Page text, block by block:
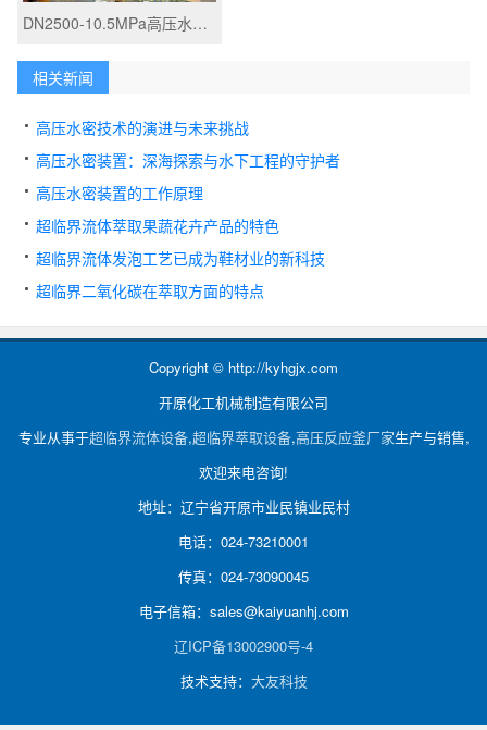
DN2500-10.5MPa高压水密测试设备
相关新闻
高压水密技术的演进与未来挑战
高压水密装置：深海探索与水下工程的守护者
高压水密装置的工作原理
超临界流体萃取果蔬花卉产品的特色
超临界流体发泡工艺已成为鞋材业的新科技
超临界二氧化碳在萃取方面的特点
Copyright © http://kyhgjx.com
开原化工机械制造有限公司
专业从事于超临界流体设备,超临界萃取设备,高压反应釜厂家生产与销售,
欢迎来电咨询!
地址：辽宁省开原市业民镇业民村
电话：024-73210001
传真：024-73090045
电子信箱：sales@kaiyuanhj.com
辽ICP备13002900号-4
技术支持： 大友科技